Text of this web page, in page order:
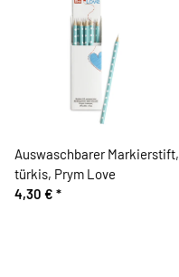
Auswaschbarer Markierstift,
türkis, Prym Love
4,30 € *